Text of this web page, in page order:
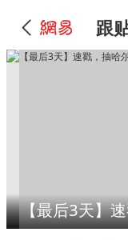
跟